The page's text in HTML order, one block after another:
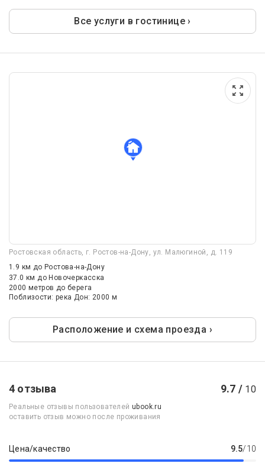
Все услуги в гостинице ›
Ростовская область, г. Ростов-на-Дону, ул. Малюгиной, д. 119
1.9 км до Ростова-на-Дону
37.0 кмдо Новочеркасска
2000 метров до берега
Поблизости: река Дон: 2000 м
Расположение и схема проезда ›
4 отзыва 9.7 / 10
Реальные отзывы пользователейubook.ru
оставить отзыв можно после проживания
Цена/качество 9.5/10